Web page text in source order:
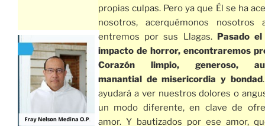
propias culpas. Pero ya que Él se ha
nosotros, acerquémonos
entremos por sus Llagas. Pasado
impacto de horror, encontraremos
Corazón limpio, generoso,
manantial de misericordia y bondad
ayudará a ver nuestros dolores o
un modo diferente, en clave de
amor. Y bautizados por ese amor,